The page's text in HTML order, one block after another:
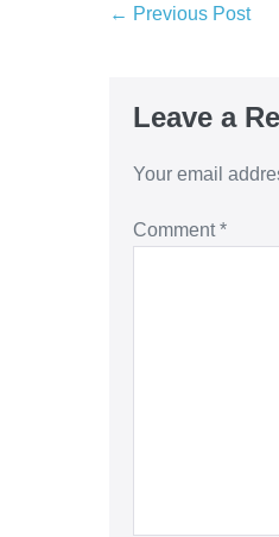
← Previous Post
Leave a
Your email
Comment*